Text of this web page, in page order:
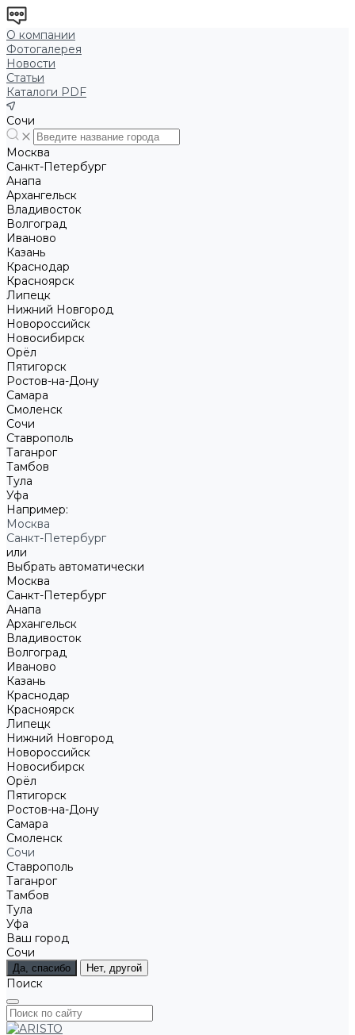
О компании
Фотогалерея
Новости
Статьи
Каталоги PDF
Сочи
Москва
Санкт-Петербург
Анапа
Архангельск
Владивосток
Волгоград
Иваново
Казань
Краснодар
Красноярск
Липецк
Нижний Новгород
Новороссийск
Новосибирск
Орёл
Пятигорск
Ростов-на-Дону
Самара
Смоленск
Сочи
Ставрополь
Таганрог
Тамбов
Тула
Уфа
Например:
Москва
Санкт-Петербург
или
Выбрать автоматически
Москва
Санкт-Петербург
Анапа
Архангельск
Владивосток
Волгоград
Иваново
Казань
Краснодар
Красноярск
Липецк
Нижний Новгород
Новороссийск
Новосибирск
Орёл
Пятигорск
Ростов-на-Дону
Самара
Смоленск
Сочи
Ставрополь
Таганрог
Тамбов
Тула
Уфа
Ваш город
Сочи
Да, спасибо Нет, другой
Поиск